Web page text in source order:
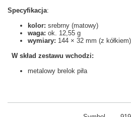
Specyfikacja:
kolor: srebrny (matowy)
waga: ok. 12,55 g
wymiary: 144 × 32 mm (z kółkiem)
W skład zestawu wchodzi:
metalowy brelok piła